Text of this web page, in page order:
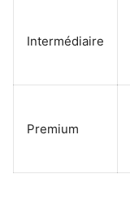
Intermédiaire
Premium